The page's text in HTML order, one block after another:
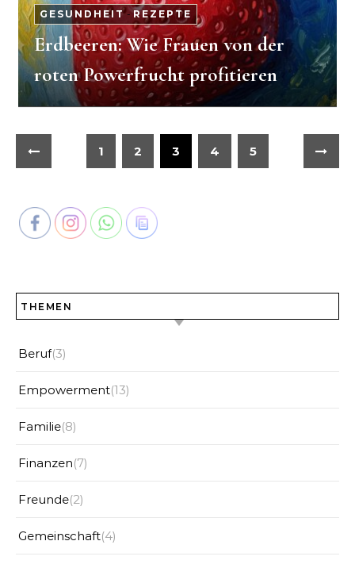
GESUNDHEIT-REZEPTE
Erdbeeren: Wie Frauen von der
roten Powerfrucht profitieren
1 2 3 4 5
THEMEN
Beruf(3)
Empowerment(13)
Familie(8)
Finanzen(7)
Freunde(2)
Gemeinschaft(4)